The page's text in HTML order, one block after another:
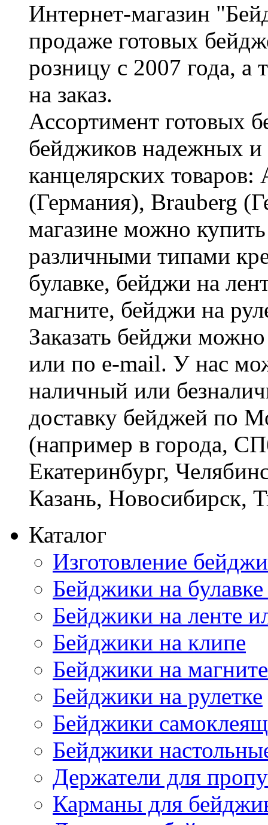
Интернет-магазин
продаже готовых
розницу с 2007 года, а
на заказ.
Ассортимент готовых
бейджиков надежных и
канцелярских
(Германия), Brauberg
магазине можно
различными типами
булавке, бейджи на
магните, бейджи на
Заказать бейджи
или по e-mail. У нас
наличный или
доставку бейджей по
(например в города,
Екатеринбург,
Казань, Новосибирск,
Каталог
Изготовление
Бейджики на
Бейджики на ленте
Бейджики на клипе
Бейджики на магните
Бейджики на рулетке
Бейджики
Бейджики
Держатели для
Карманы для